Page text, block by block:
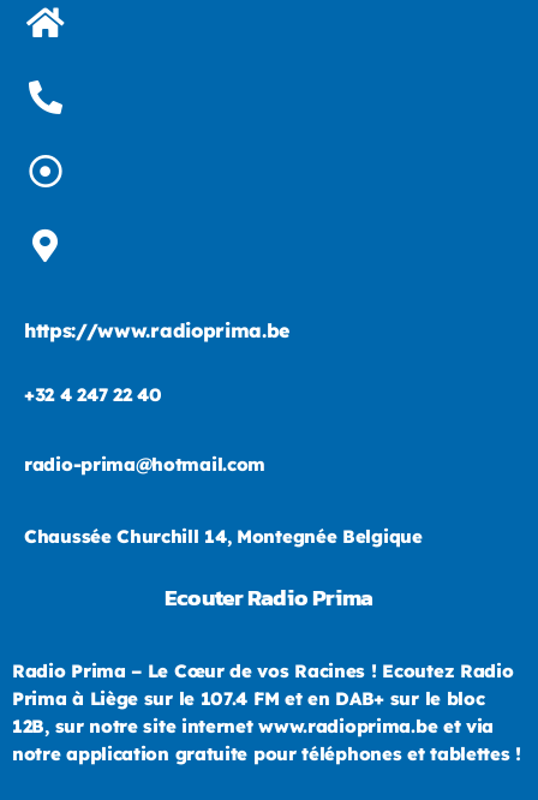
https://www.radioprima.be
+32 4 247 22 40
radio-prima@hotmail.com
Chaussée Churchill 14, Montegnée Belgique
Ecouter Radio Prima
Radio Prima – Le Cœur de vos Racines ! Ecoutez Radio
Prima à Liège sur le 107.4 FM et en DAB+ sur le bloc
12B, sur notre site internet www.radioprima.be et via
notre application gratuite pour téléphones et tablettes !